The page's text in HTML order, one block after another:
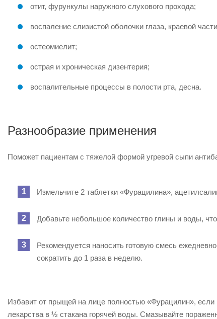
отит, фурункулы наружного слухового прохода;
воспаление слизистой оболочки глаза, краевой
остеомиелит;
острая и хроническая дизентерия;
воспалительные процессы в полости рта, десна.
Разнообразие применения
Поможет пациентам с тяжелой формой угревой сыпи
Измельчите 2 таблетки «Фурацилина»,
Добавьте небольшое количество глины и воды,
Рекомендуется наносить готовую смесь
сократить до 1 раза в неделю.
Избавит от прыщей на лице полностью «Фурацилин», если
лекарства в ½ стакана горячей воды. Смазывайте